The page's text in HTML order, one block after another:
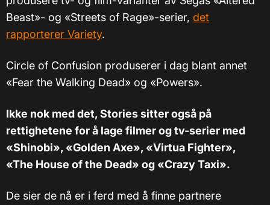
Beast»- og «Streets of Rage»-serier, det
rapporterer Variety.
Circle of Confusion produserer i dag blant annet
«Fear the Walking Dead» og «Powers».
Ikke nok med det, Stories sitter også på
rettighetene for å lage filmer og tv-serier med
«Shinobi», «Golden Axe», «Virtua Fighter»,
«The House of the Dead» og «Crazy Taxi».
De sier de nå er i ferd med å finne partnere